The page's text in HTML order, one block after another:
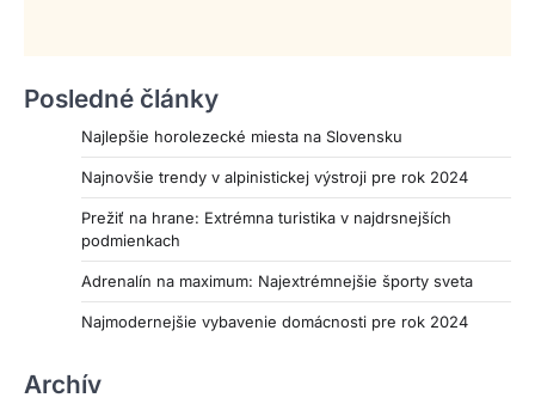
Posledné články
Najlepšie horolezecké miesta na Slovensku
Najnovšie trendy v alpinistickej výstroji pre rok 2024
Prežiť na hrane: Extrémna turistika v najdrsnejších
podmienkach
Adrenalín na maximum: Najextrémnejšie športy sveta
Najmodernejšie vybavenie domácnosti pre rok 2024
Archív